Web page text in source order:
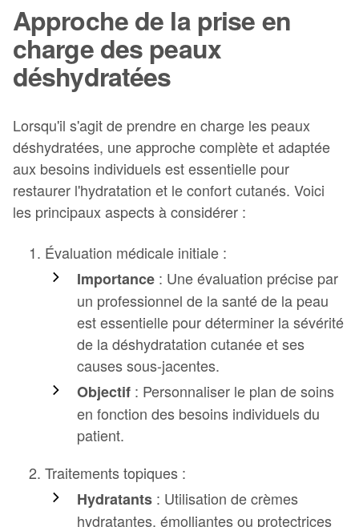
Approche de la prise en
charge des peaux
déshydratées
Lorsqu'il s'agit de prendre en charge les peaux
déshydratées, une approche complète et adaptée
aux besoins individuels est essentielle pour
restaurer l'hydratation et le confort cutanés. Voici
les principaux aspects à considérer :
Évaluation médicale initiale :
Importance : Une évaluation précise par
un professionnel de la santé de la peau
est essentielle pour déterminer la sévérité
de la déshydratation cutanée et ses
causes sous-jacentes.
Objectif : Personnaliser le plan de soins
en fonction des besoins individuels du
patient.
Traitements topiques :
Hydratants : Utilisation de crèmes
hydratantes, émolliantes ou protectrices